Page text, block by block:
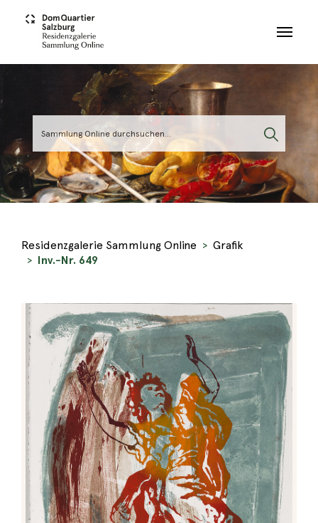
Residenzgalerie Sammlung Online
Grafik
Inv.-Nr. 649